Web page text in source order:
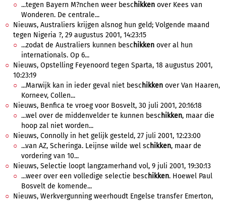
...tegen Bayern M?nchen weer besc hikken over Kees van
Wonderen. De centrale...
Nieuws, Australiers krijgen alsnog hun geld; Volgende maand
tegen Nigeria ?, 29 augustus 2001, 14:23:15
...zodat de Australiers kunnen besc hikken over al hun
internationals. Op 6...
Nieuws, Opstelling Feyenoord tegen Sparta, 18 augustus 2001,
10:23:19
...Marwijk kan in ieder geval niet besc hikken over Van Haaren,
Korneev, Collen...
Nieuws, Benfica te vroeg voor Bosvelt, 30 juli 2001, 20:16:18
...wel over de middenvelder te kunnen besc hikken, maar die
hoop zal niet worden...
Nieuws, Connolly in het gelijk gesteld, 27 juli 2001, 12:23:00
...van AZ, Scheringa. Leijnse wilde wel sc hikken, maar de
vordering van 10...
Nieuws, Selectie loopt langzamerhand vol, 9 juli 2001, 19:30:13
...weer over een volledige selectie besc hikken. Hoewel Paul
Bosvelt de komende...
Nieuws, Werkvergunning weerhoudt Engelse transfer Emerton,